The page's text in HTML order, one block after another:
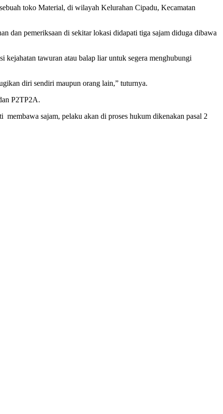
toko Material, di wilayah Kelurahan Cipadu, Kecamatan
dan pemeriksaan di sekitar lokasi didapati tiga sajam diduga dibawa
kejahatan tawuran atau balap liar untuk segera menghubungi
diri sendiri maupun orang lain,” tuturnya.
P2TP2A.
sajam, pelaku akan di proses hukum dikenakan pasal 2